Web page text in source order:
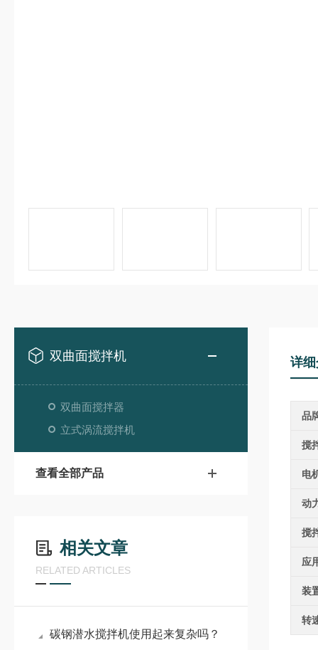
双曲面搅拌机
双曲面搅拌器
立式涡流搅拌机
查看全部产品
相关文章
RELATED ARTICLES
碳钢潜水搅拌机使用起来复杂吗？
详
品
搅
电
动
搅
应
装
转